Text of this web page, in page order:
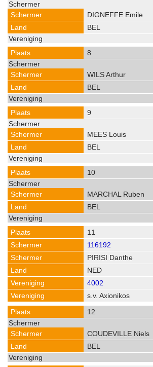
DIGNEFFE Emile
BEL
8
WILS Arthur
BEL
9
MEES Louis
BEL
10
MARCHAL Ruben
BEL
11
116192
PIRISI Danthe
NED
4002
s.v. Axionikos
12
COUDEVILLE Niels
BEL